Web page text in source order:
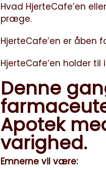
Hvad HjerteCafe’en
præge.
HjerteCafe’en er åben
HjerteCafe’en holder til
Denne
Apotek
varighed.
Emnerne vil være: